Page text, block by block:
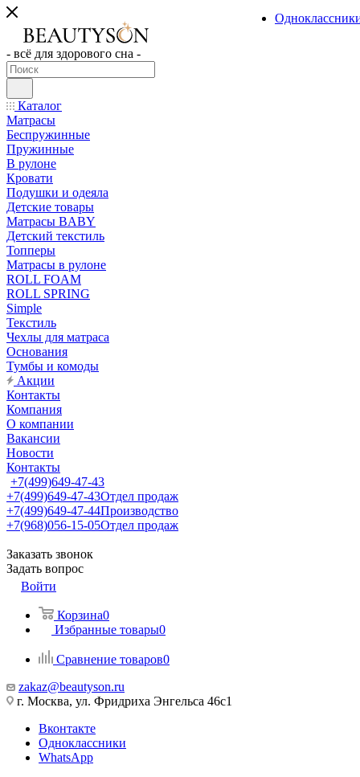
- всё для здорового сна -
Каталог
Матрасы
Беспружинные
Пружинные
В рулоне
Кровати
Подушки и одеяла
Детские товары
Матрасы BABY
Детский текстиль
Топперы
Матрасы в рулоне
ROLL FOAM
ROLL SPRING
Simple
Текстиль
Чехлы для матраса
Основания
Тумбы и комоды
Акции
Контакты
Компания
О компании
Вакансии
Новости
Контакты
+7(499)649-47-43
+7(499)649-47-43Отдел продаж
+7(499)649-47-44Производство
+7(968)056-15-05Отдел продаж
Заказать звонок
Задать вопрос
Войти
Корзина0
Избранные товары0
Сравнение товаров0
zakaz@beautyson.ru
г. Москва, ул. Фридриха Энгельса 46с1
Вконтакте
Одноклассники
WhatsApp